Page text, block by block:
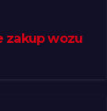
zakup wozu